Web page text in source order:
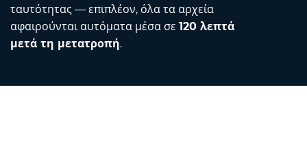
ταυτότητας — επιπλέον, όλα τα αρχεία
αφαιρούνται αυτόματα μέσα σε 120 λεπτά
μετά τη μετατροπή.